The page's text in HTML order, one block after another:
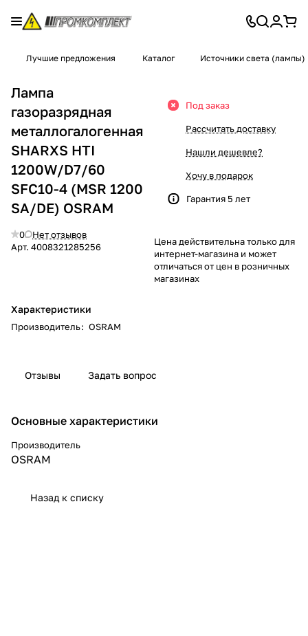
Лучшие предложения Каталог Источники света (лампы)
Лампа
газоразрядная
металлогалогенная
SHARXS HTI
1200W/D7/60
SFC10-4 (MSR 1200
SA/DE) OSRAM
0
Нет отзывов
Арт. 4008321285256
Характеристики
Производитель: OSRAM
Под заказ
Рассчитать доставку
Нашли дешевле?
Хочу в подарок
Гарантия 5 лет
Цена действительна только для
интернет-магазина и может
отличаться от цен в розничных
магазинах
Отзывы Задать вопрос
Основные характеристики
Производитель
OSRAM
Назад к списку